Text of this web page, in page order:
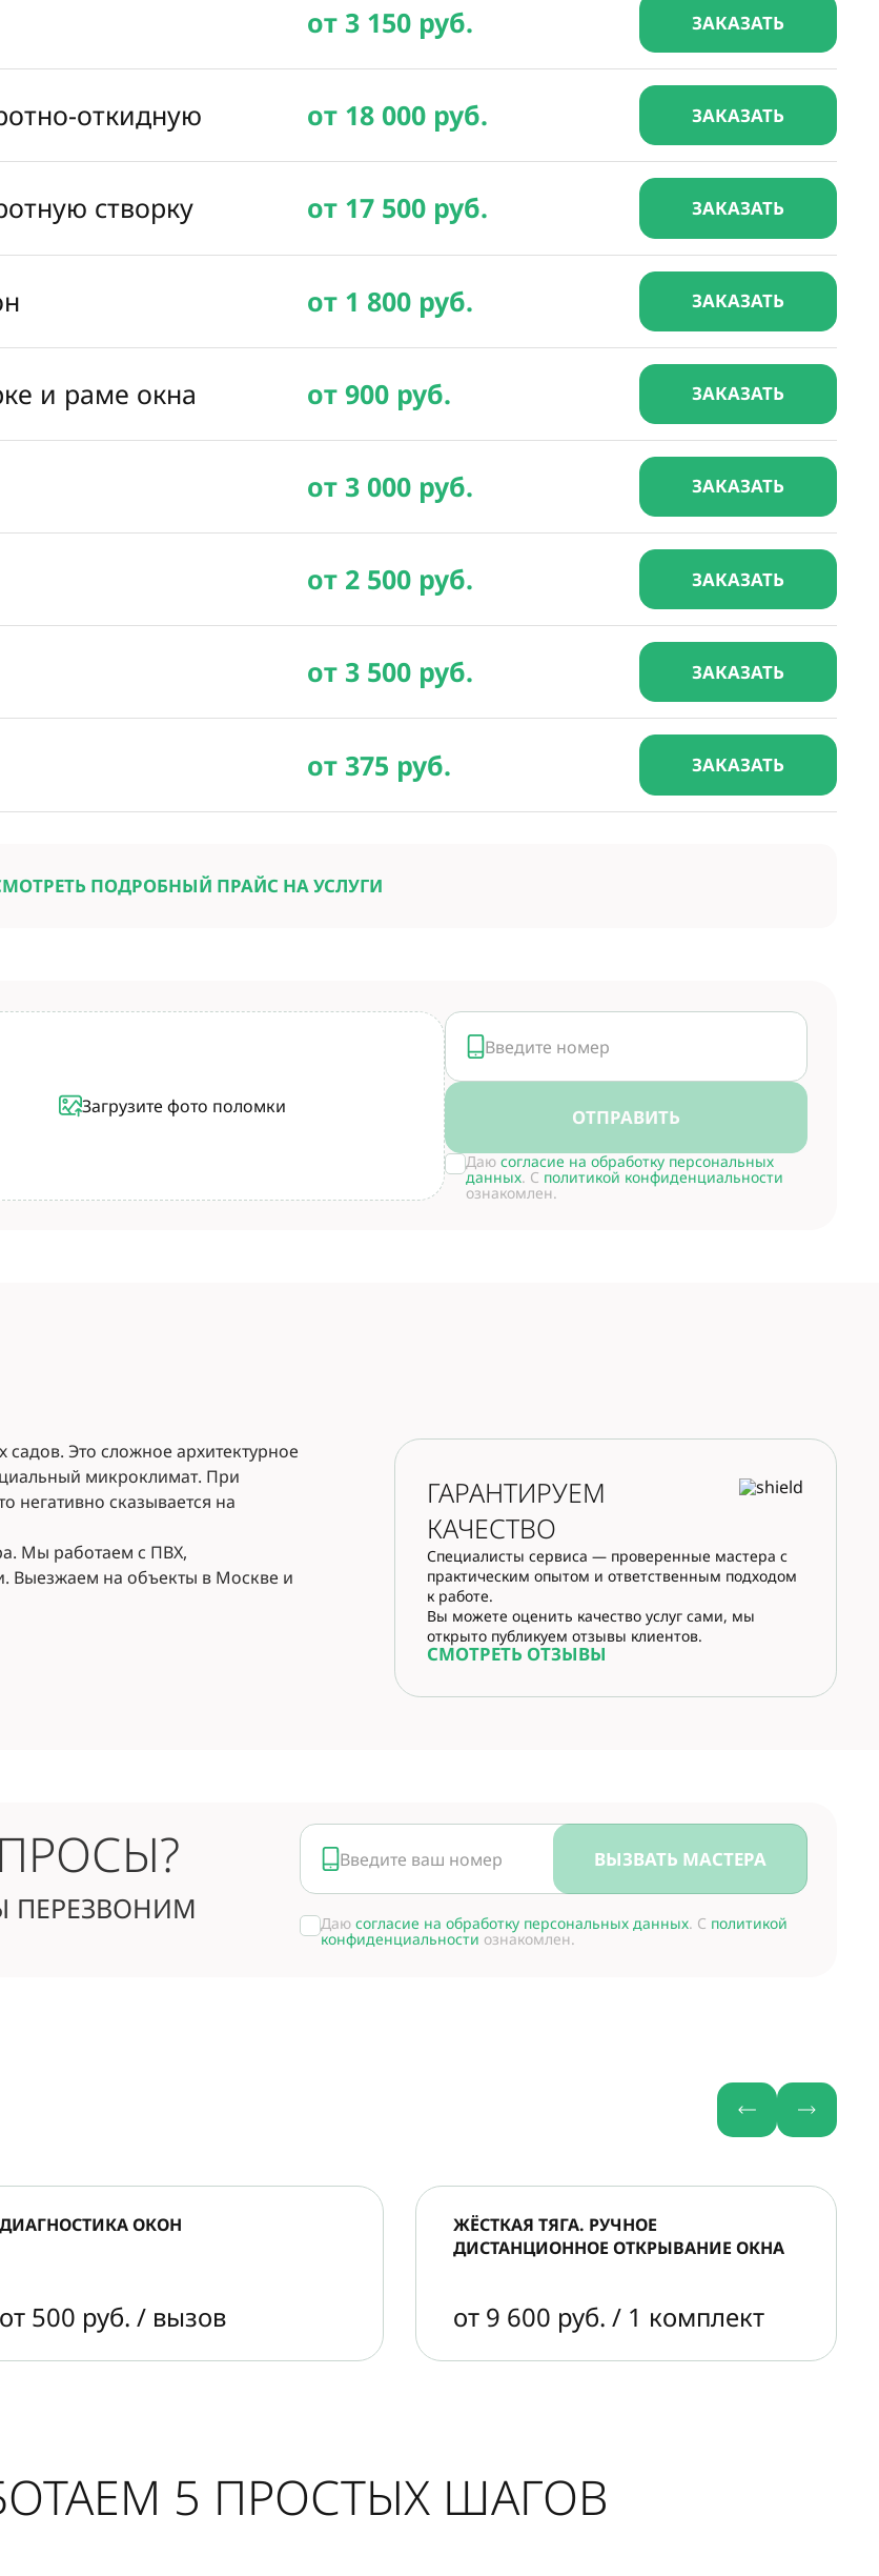
от 3 150 руб. ЗАКАЗАТЬ
откидную от 18 000 руб. ЗАКАЗАТЬ
створку от 17 500 руб. ЗАКАЗАТЬ
от 1 800 руб. ЗАКАЗАТЬ
и раме окна от 900 руб. ЗАКАЗАТЬ
от 3 000 руб. ЗАКАЗАТЬ
от 2 500 руб. ЗАКАЗАТЬ
от 3 500 руб. ЗАКАЗАТЬ
от 375 руб. ЗАКАЗАТЬ
ПОДРОБНЫЙ ПРАЙС НА УСЛУГИ
Загрузите фото поломки ОТПРАВИТЬ
Даю согласие на обработку персональных
данных. С политикой конфиденциальности
ознакомлен.
Это сложное архитектурное
микроклимат. При
негативно сказывается на
Мы работаем с ПВХ,
Выезжаем на объекты в Москве и
ГАРАНТИРУЕМ
КАЧЕСТВО
Специалисты сервиса — проверенные мастера с
практическим опытом и ответственным подходом
к работе.
Вы можете оценить качество услуг сами, мы
открыто публикуем отзывы клиентов.
СМОТРЕТЬ ОТЗЫВЫ
ВЫЗВАТЬ МАСТЕРА
Даю согласие на обработку персональных данных. С политикой
конфиденциальности ознакомлен.
ДИАГНОСТИКА ОКОН
от 500 руб. / вызов
ЖЁСТКАЯ ТЯГА. РУЧНОЕ
ДИСТАНЦИОННОЕ ОТКРЫВАНИЕ ОКНА
от 9 600 руб. / 1 комплект
5 ПРОСТЫХ ШАГОВ